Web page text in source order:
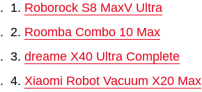
Roborock S8 MaxV Ultra
Roomba Combo 10 Max
dreame X40 Ultra Complete
Xiaomi Robot Vacuum X20 Max